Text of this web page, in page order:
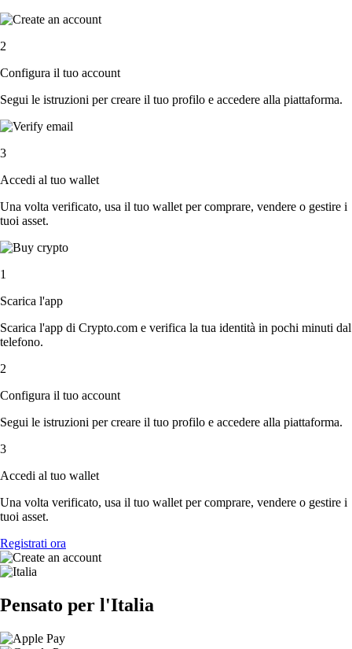
2
Configura il tuo account
Segui le istruzioni per creare il tuo profilo e accedere alla piattaforma.
3
Accedi al tuo wallet
Una volta verificato, usa il tuo wallet per comprare, vendere o gestire i
tuoi asset.
1
Scarica l'app
Scarica l'app di Crypto.com e verifica la tua identità in pochi minuti dal
telefono.
2
Configura il tuo account
Segui le istruzioni per creare il tuo profilo e accedere alla piattaforma.
3
Accedi al tuo wallet
Una volta verificato, usa il tuo wallet per comprare, vendere o gestire i
tuoi asset.
Registrati ora
Pensato per l'Italia